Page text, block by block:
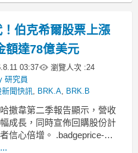
華爾街新風口與企業生存
伯克希爾股票上漲
額達78億美元
03:37 瀏覽人次 :24
研究員
新聞快訊, BRK.A, BRK.B
撒韋第二季報告顯示，營收
成長，同時宣佈回購股份計
信心倍增。 .badgeprice-